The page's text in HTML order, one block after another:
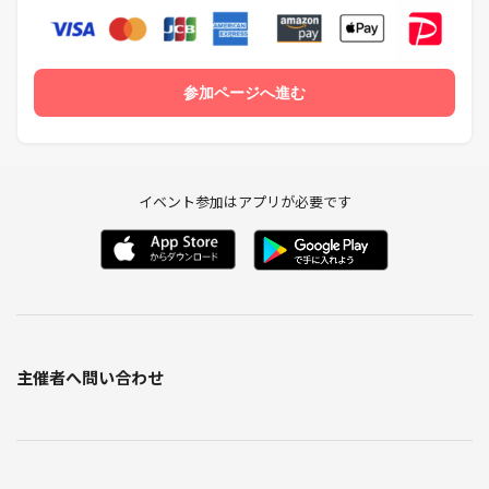
参加ページへ進む
イベント参加はアプリが必要です
主催者へ問い合わせ